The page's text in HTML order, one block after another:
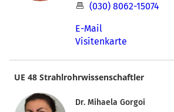
(030) 8062-15074
E-Mail
Visitenkarte
UE 48 Strahlrohrwissenschaftler
Dr. Mihaela Gorgoi